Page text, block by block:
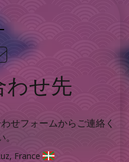
わせ先
せフォームからご連絡く
France